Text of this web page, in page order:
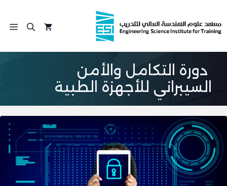
إلى
المحتوى
دورة التكامل والأمن
السيبراني للأجهزة الطبية